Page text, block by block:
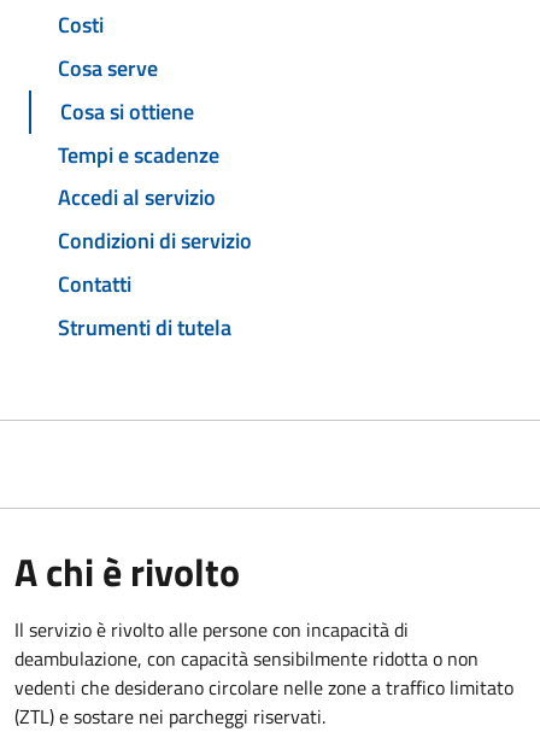
Costi
Cosa serve
Cosa si ottiene
Tempi e scadenze
Accedi al servizio
Condizioni di servizio
Contatti
Strumenti di tutela
A chi è rivolto
Il servizio è rivolto alle persone con incapacità di
deambulazione, con capacità sensibilmente ridotta o non
vedenti che desiderano circolare nelle zone a traffico limitato
(ZTL) e sostare nei parcheggi riservati.